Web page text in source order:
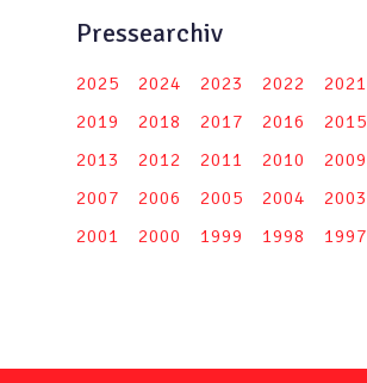
Pressearchiv
2025 2024 2023 2022 2021
2019
2018 2017 2016 2015
2013
2012 2011 2010 2009
2007
2006 2005 2004 2003
2001
2000 1999 1998 1997